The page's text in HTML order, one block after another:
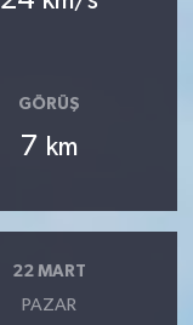
GÖRÜŞ
7 km
22 MART
PAZAR